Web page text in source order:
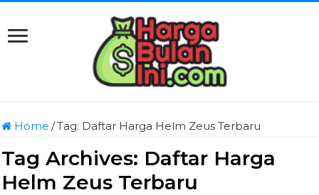
Home /Tag: Daftar Harga Helm Zeus Terbaru
Tag Archives: Daftar Harga
Helm Zeus Terbaru